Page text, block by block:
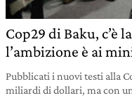
Cop29 di Baku, c’è
l’ambizione è ai
Pubblicati i nuovi testi alla
miliardi di dollari, ma con